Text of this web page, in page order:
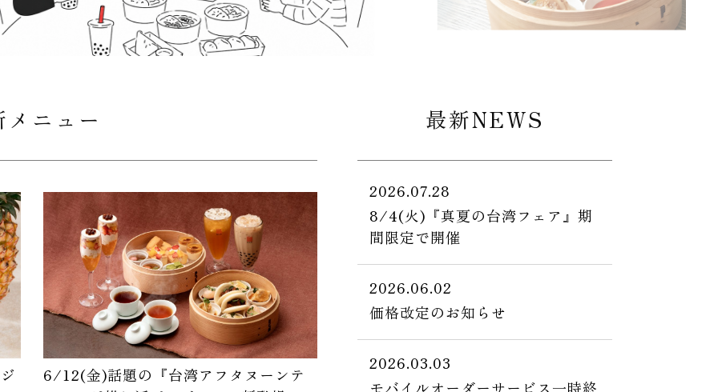
メニュー
6/12(金)話題の『台湾アフタヌーンテ
最新NEWS
2026.07.28
8/4(火)『真夏の台湾フェア』期
間限定で開催
2026.06.02
価格改定のお知らせ
2026.03.03
モバイルオーダーサービス一時終